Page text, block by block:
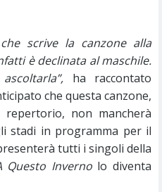
scrive la canzone alla
è declinata al maschile.
ha raccontato
che questa canzone,
non mancherà
stadi in programma per il
tutti i singoli della
Questo Inverno lo diventa